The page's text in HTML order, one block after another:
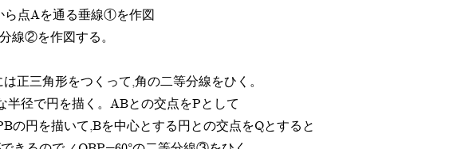
ら点Aを通る垂線①を作図
線②を作図する。
は正三角形をつくって,角の二等分線をひく。
半径で円を描く。ABとの交点をPとして
の円を描いて,Bを中心とする円との交点をQとすると